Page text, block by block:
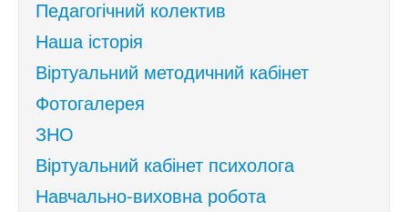
Педагогічний колектив
Наша історія
Віртуальний методичний кабінет
Фотогалерея
ЗНО
Віртуальний кабінет психолога
Навчально-виховна робота